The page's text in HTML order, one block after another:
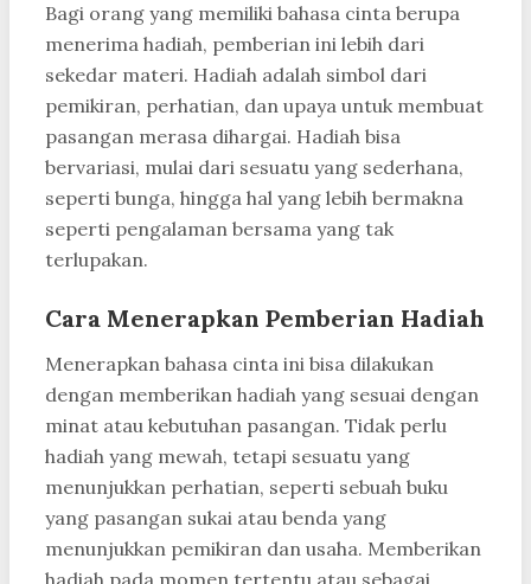
Bagi orang yang memiliki bahasa cinta berupa
menerima hadiah, pemberian ini lebih dari
sekedar materi. Hadiah adalah simbol dari
pemikiran, perhatian, dan upaya untuk membuat
pasangan merasa dihargai. Hadiah bisa
bervariasi, mulai dari sesuatu yang sederhana,
seperti bunga, hingga hal yang lebih bermakna
seperti pengalaman bersama yang tak
terlupakan.
Cara Menerapkan Pemberian Hadiah
Menerapkan bahasa cinta ini bisa dilakukan
dengan memberikan hadiah yang sesuai dengan
minat atau kebutuhan pasangan. Tidak perlu
hadiah yang mewah, tetapi sesuatu yang
menunjukkan perhatian, seperti sebuah buku
yang pasangan sukai atau benda yang
menunjukkan pemikiran dan usaha. Memberikan